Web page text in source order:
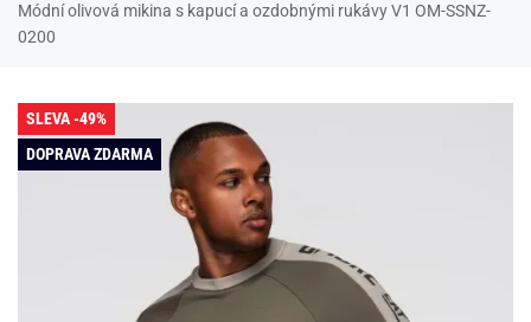
Módní olivová mikina s kapucí a ozdobnými rukávy V1 OM-SSNZ-
0200
SLEVA -49%
DOPRAVA ZDARMA